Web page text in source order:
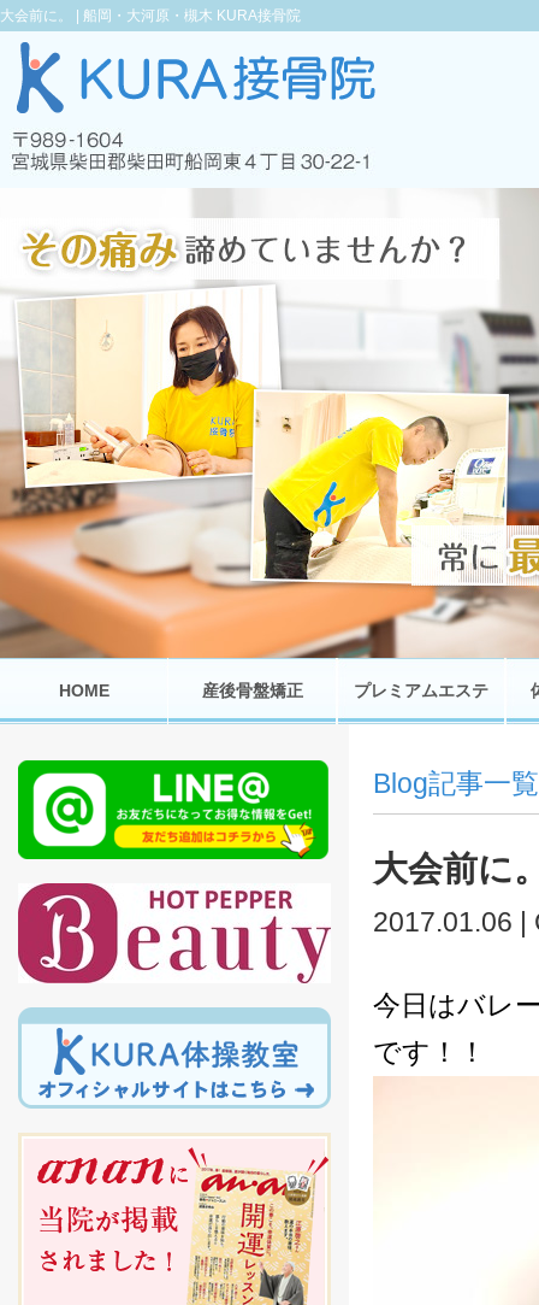
大会前に。 | 船岡・大河原・槻木 KURA接骨院
HOME 産後骨盤矯正 プレミアムエステ
Blog記事一覧
大会前に
2017.01.06
今日はバレ
です！！